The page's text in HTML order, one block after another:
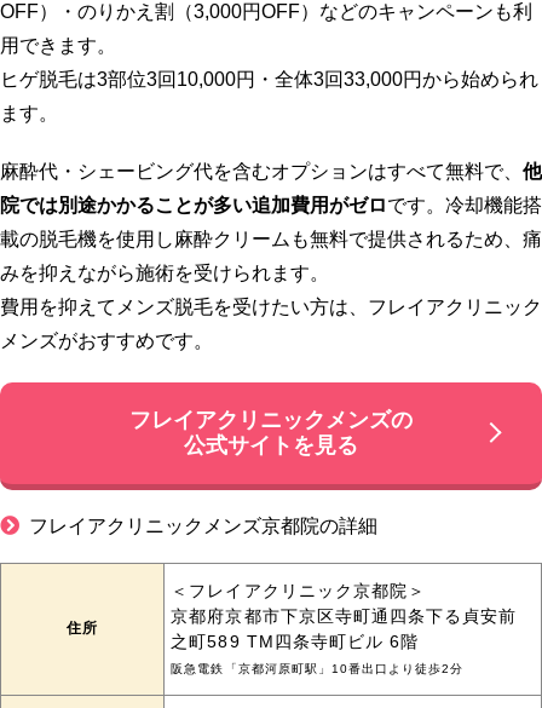
OFF）・のりかえ割（3,000円OFF）などのキャンペーンも利
用できます。
ヒゲ脱毛は3部位3回10,000円・全体3回33,000円から始められ
ます。
麻酔代・シェービング代を含むオプションはすべて無料で、 他
院では別途かかることが多い追加費用がゼロです。冷却機能搭
載の脱毛機を使用し麻酔クリームも無料で提供されるため、痛
みを抑えながら施術を受けられます。
費用を抑えてメンズ脱毛を受けたい方は、フレイアクリニック
メンズがおすすめです。
フレイアクリニックメンズの
公式サイトを見る
フレイアクリニックメンズ京都院の詳細
住所
＜フレイアクリニック京都院＞
京都府京都市下京区寺町通四条下る貞安前
之町589 TM四条寺町ビル 6階
阪急電鉄「京都河原町駅」10番出口より徒歩2分